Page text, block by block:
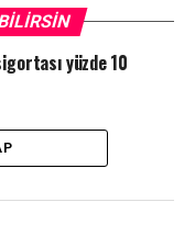
yüzde 10